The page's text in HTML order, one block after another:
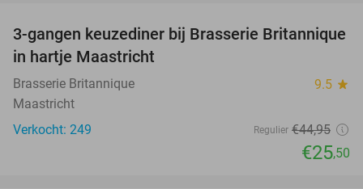
43%
3-gangen keuzediner bij Brasserie Britannique
in hartje Maastricht
Brasserie Britannique 9.5 star
Maastricht
Verkocht: 249
Regulier €44,95
€25,50